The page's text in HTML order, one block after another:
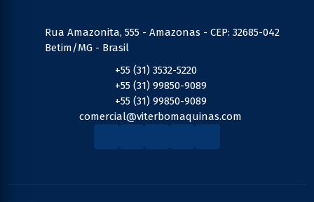
Rua Amazonita, 555 - Amazonas - CEP: 32685-042
Betim/MG - Brasil
+55 (31) 3532-5220
+55 (31) 99850-9089
+55 (31) 99850-9089
comercial@viterbomaquinas.com